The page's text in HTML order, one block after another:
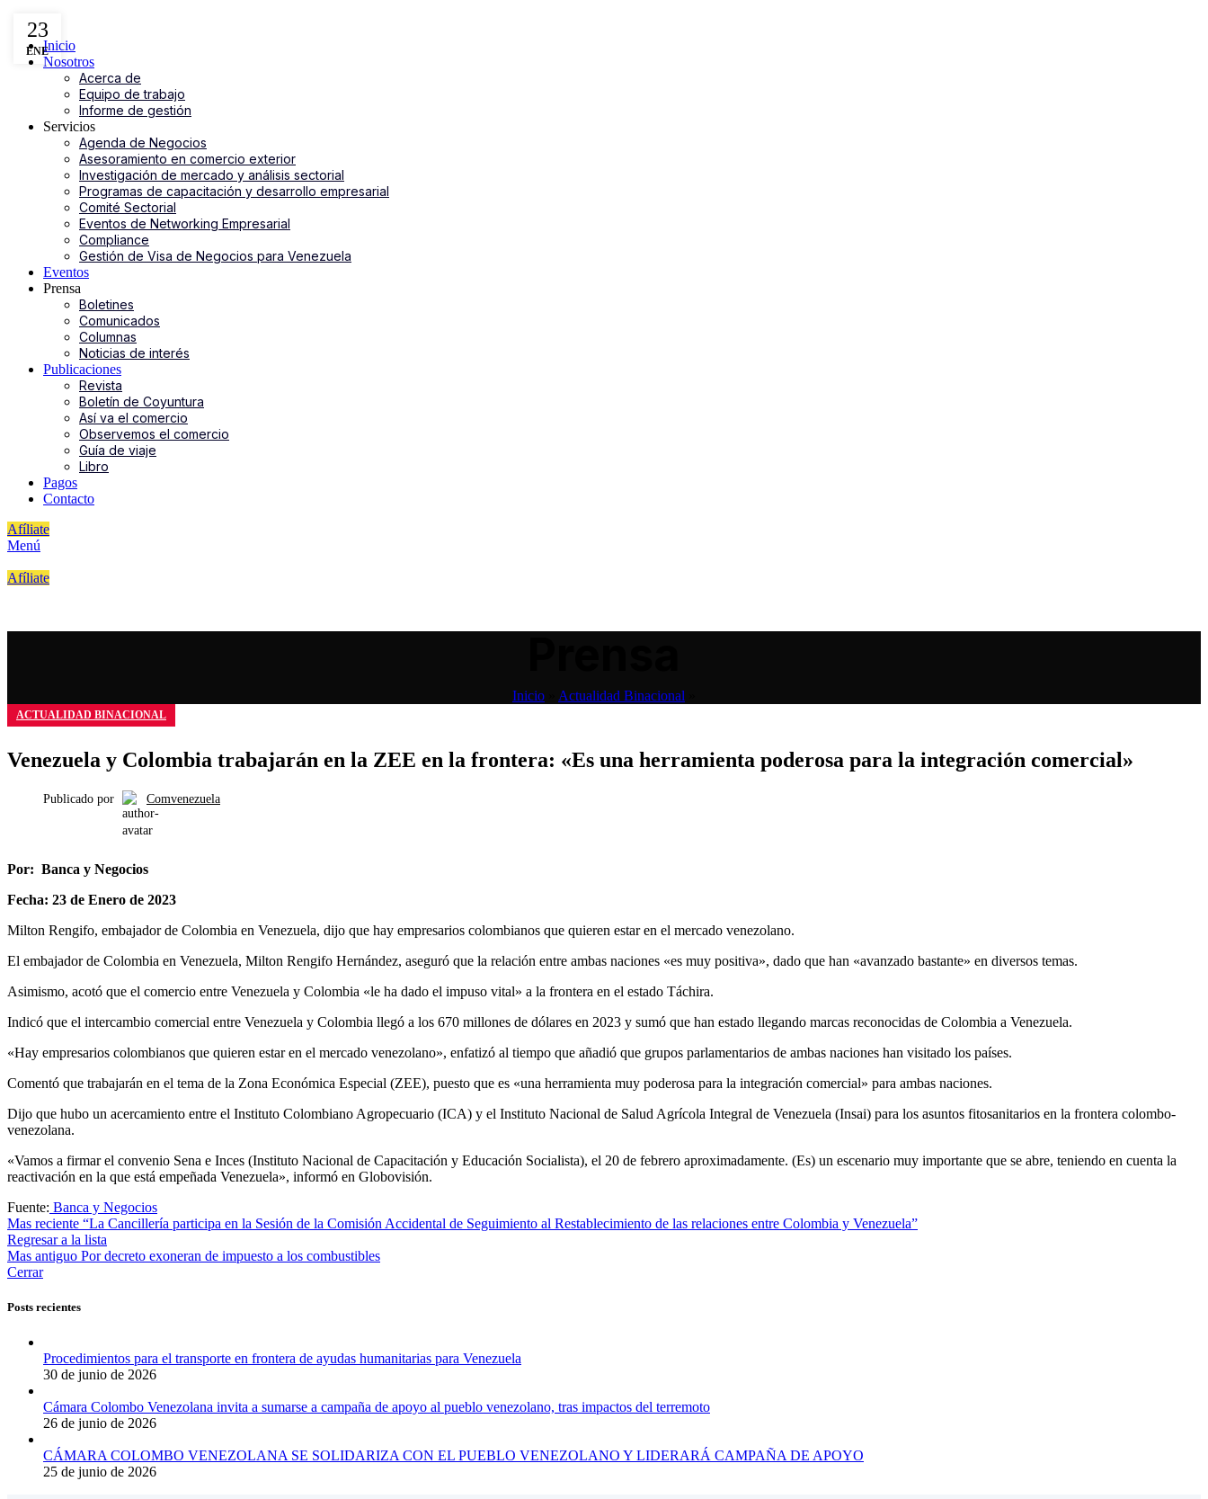
Inicio
Nosotros
Acerca de
Equipo de trabajo
Informe de gestión
Servicios
Agenda de Negocios
Asesoramiento en comercio exterior
Investigación de mercado y análisis sectorial
Programas de capacitación y desarrollo empresarial
Comité Sectorial
Eventos de Networking Empresarial
Compliance
Gestión de Visa de Negocios para Venezuela
Eventos
Prensa
Boletines
Comunicados
Columnas
Noticias de interés
Publicaciones
Revista
Boletín de Coyuntura
Así va el comercio
Observemos el comercio
Guía de viaje
Libro
Pagos
Contacto
Afíliate
Menú
Afíliate
Inicio Actualidad Binacional
ACTUALIDAD BINACIONAL
Venezuela y Colombia trabajarán en la ZEE en la frontera: «Es una herramienta poderosa para la integración comercial»
Publicado por Comvenezuela
23
ENE
Por: Banca y Negocios
Fecha: 23 de Enero de 2023
Milton Rengifo, embajador de Colombia en Venezuela, dijo que hay empresarios colombianos que quieren estar en el mercado venezolano.
El embajador de Colombia en Venezuela, Milton Rengifo Hernández, aseguró que la relación entre ambas naciones «es muy positiva», dado que han «avanzado bastante» en diversos temas.
Asimismo, acotó que el comercio entre Venezuela y Colombia «le ha dado el impuso vital» a la frontera en el estado Táchira.
Indicó que el intercambio comercial entre Venezuela y Colombia llegó a los 670 millones de dólares en 2023 y sumó que han estado llegando marcas reconocidas de Colombia a Venezuela.
«Hay empresarios colombianos que quieren estar en el mercado venezolano», enfatizó al tiempo que añadió que grupos parlamentarios de ambas naciones han visitado los países.
Comentó que trabajarán en el tema de la Zona Económica Especial (ZEE), puesto que es «una herramienta muy poderosa para la integración comercial» para ambas naciones.
Dijo que hubo un acercamiento entre el Instituto Colombiano Agropecuario (ICA) y el Instituto Nacional de Salud Agrícola Integral de Venezuela (Insai) para los asuntos fitosanitarios en la frontera colombo-
venezolana.
«Vamos a firmar el convenio Sena e Inces (Instituto Nacional de Capacitación y Educación Socialista), el 20 de febrero aproximadamente. (Es) un escenario muy importante que se abre, teniendo en cuenta la
reactivación en la que está empeñada Venezuela», informó en Globovisión.
Fuente: Banca y Negocios
Mas reciente “La Cancillería participa en la Sesión de la Comisión Accidental de Seguimiento al Restablecimiento de las relaciones entre Colombia y Venezuela”
Regresar a la lista
Mas antiguo Por decreto exoneran de impuesto a los combustibles
Cerrar
Posts recientes
Procedimientos para el transporte en frontera de ayudas humanitarias para Venezuela
30 de junio de 2026
Cámara Colombo Venezolana invita a sumarse a campaña de apoyo al pueblo venezolano, tras impactos del terremoto
26 de junio de 2026
CÁMARA COLOMBO VENEZOLANA SE SOLIDARIZA CON EL PUEBLO VENEZOLANO Y LIDERARÁ CAMPAÑA DE APOYO
25 de junio de 2026